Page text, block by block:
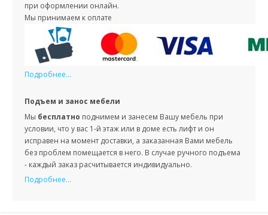
при оформлении онлайн.
Мы принимаем к оплате
Подробнее...
Подъем и занос мебели
Мы бесплатно поднимем и занесем Вашу мебель при
условии, что у вас 1-й этаж или в доме есть лифт и он
исправен на момент доставки, а заказанная Вами мебель
без проблем помещается в него. В случае ручного подъема
- каждый заказ расчитывается индивидуально.
Подробнее...